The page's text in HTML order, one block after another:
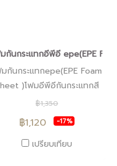
)โฟมอีพีอีสีดำกันไฟฟ้าส
กันกระแทกอีพีอี epe(EPE
กันกระแทกepe(EPE Foam
)โฟมอีพีอีกันกระแทกสี
ดำหนา4ซม.
฿1,350
฿1,120 -17%
เปรียบเทียบ